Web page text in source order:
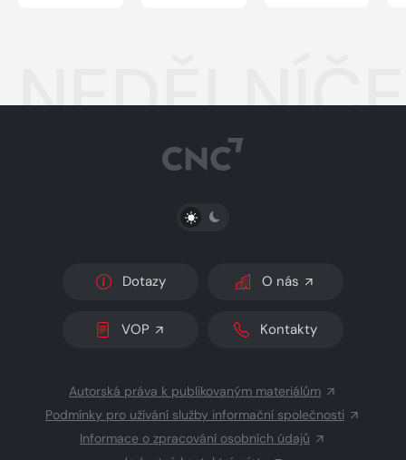
PŘEPNOUT SVĚTLÝ/TMAVÝ REŽIM
Dotazy O nás
VOP Kontakty
Autorská práva k publikovaným materiálům
Podmínky pro užívání služby informační společnosti
Informace o zpracování osobních údajů